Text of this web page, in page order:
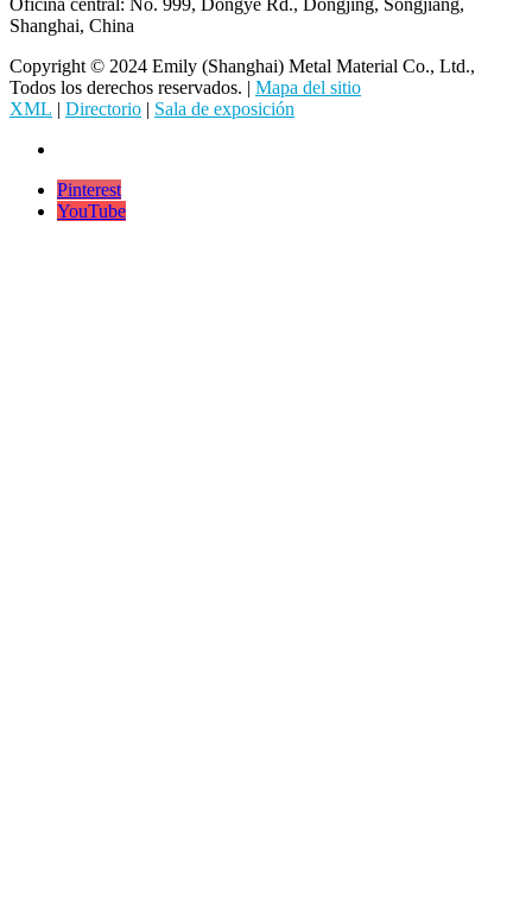
Oficina central: No. 999, Dongye Rd., Dongjing, Songjiang,
Shanghai, China
Copyright © 2024 Emily (Shanghai) Metal Material Co., Ltd.,
Todos los derechos reservados. | Mapa del sitio
XML | Directorio | Sala de exposición
Pinterest
YouTube